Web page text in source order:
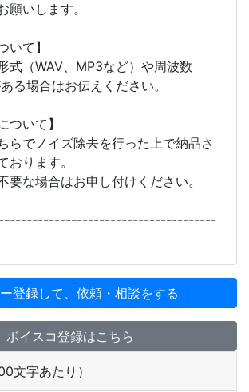
願いします。
いて】
式（WAV、MP3など）や周波数
る場合はお伝えください。
ついて】
らでノイズ除去を行った上で納品さ
おります。
要な場合はお申し付けください。
登録して、依頼・相談をする
ボイスコ登録はこちら
文字あたり）